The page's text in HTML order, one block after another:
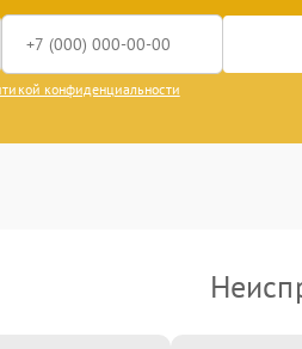
конфиденциальности